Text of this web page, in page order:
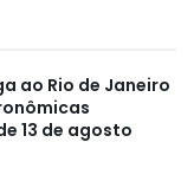
ao Rio de Janeiro
13 de agosto